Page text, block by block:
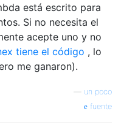
está escrito para
Si no necesita el
acepte uno y no
tiene el código , lo
me ganaron).
un poco
fuente